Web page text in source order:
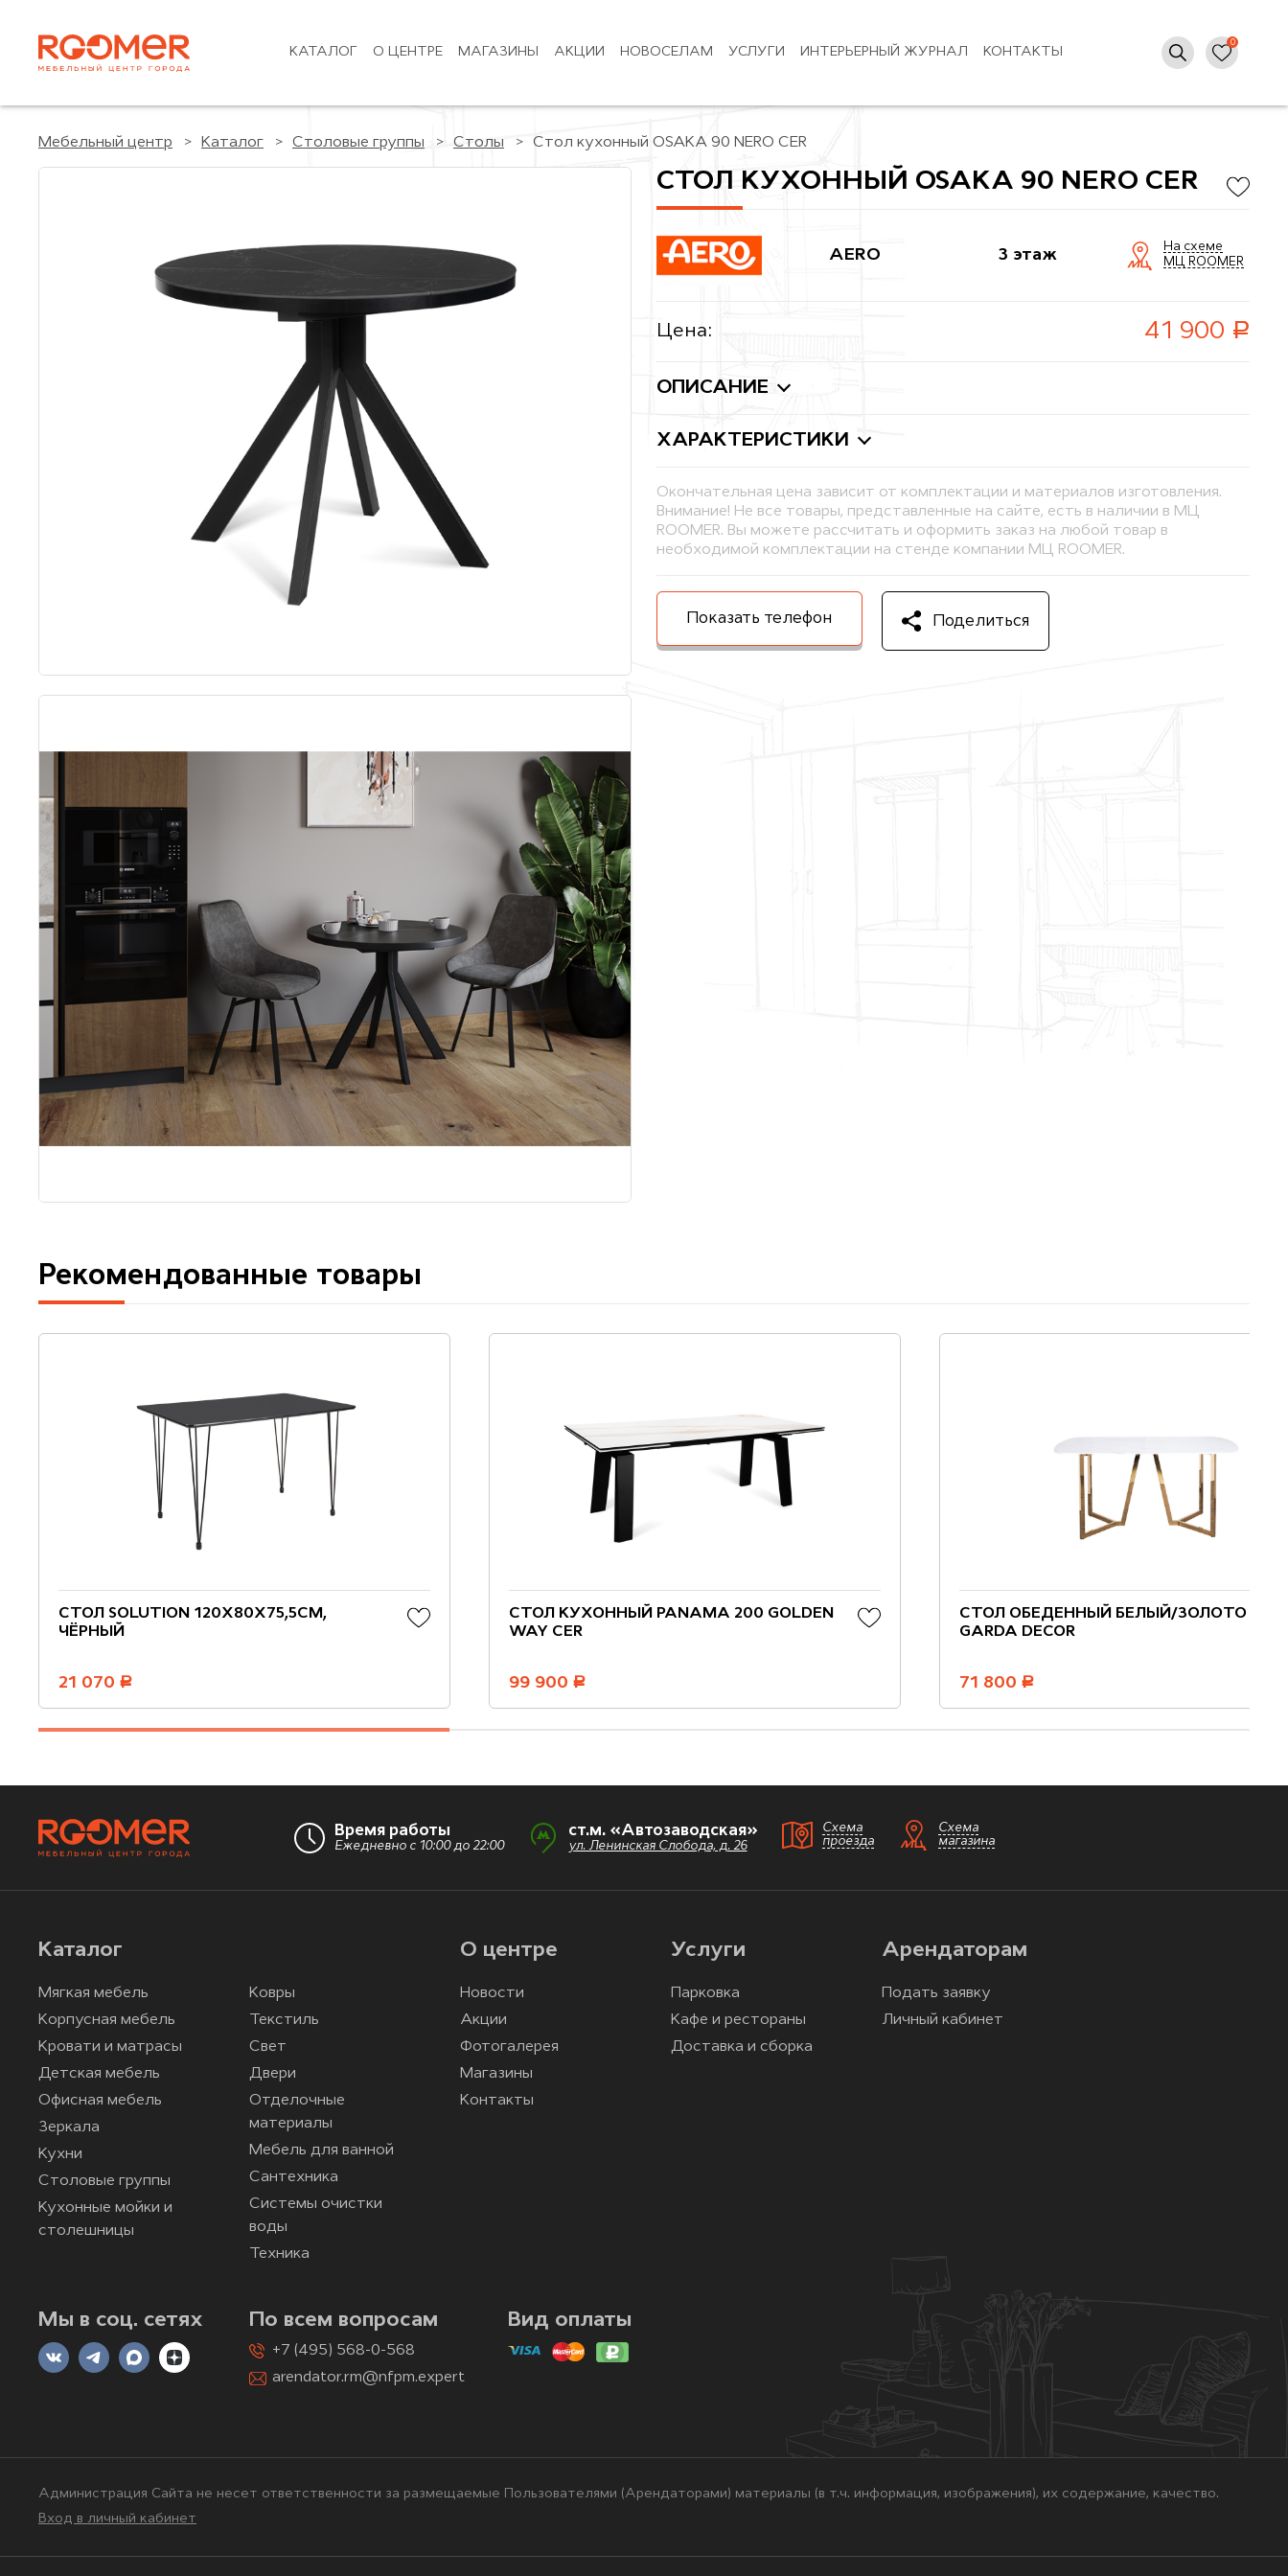
КАТАЛОГ О ЦЕНТРЕ МАГАЗИНЫ АКЦИИ НОВОСЕЛАМ УСЛУГИ ИНТЕРЬЕРНЫЙ ЖУРНАЛ КОНТАКТЫ
Мебельный центр Каталог Столовые группы Столы Стол кухонный OSAKA 90 NERO CER
СТОЛ КУХОННЫЙ OSAKA 90 NERO CER
AERO 3 этаж
На схеме
МЦ ROOMER
Цена: 41 900 руб.
ОПИСАНИЕ
ХАРАКТЕРИСТИКИ
Окончательная цена зависит от комплектации и материалов изготовления.
Внимание! Не все товары, представленные на сайте, есть в наличии в МЦ
ROOMER. Вы можете рассчитать и оформить заказ на любой товар в
необходимой комплектации на стенде компании МЦ ROOMER.
Показать телефон Поделиться
Рекомендованные товары
СТОЛ SOLUTION 120X80Х75,5СМ,
ЧЁРНЫЙ
21 070 руб.
СТОЛ КУХОННЫЙ PANAMA 200 GOLDEN
WAY CER
99 900 руб.
СТОЛ ОБЕДЕННЫЙ БЕЛЫЙ/ЗОЛОТО
GARDA DECOR
71 800 руб.
Время работы
Ежедневно с 10:00 до 22:00
ст.м. «Автозаводская»
ул. Ленинская Слобода, д. 26
Схема
проезда
Схема
магазина
Каталог
Мягкая мебель
Корпусная мебель
Кровати и матрасы
Детская мебель
Офисная мебель
Зеркала
Кухни
Столовые группы
Кухонные мойки и
столешницы
Ковры
Текстиль
Свет
Двери
Отделочные
материалы
Мебель для ванной
Сантехника
Системы очистки
воды
Техника
О центре
Новости
Акции
Фотогалерея
Магазины
Контакты
Услуги
Парковка
Кафе и рестораны
Доставка и сборка
Арендаторам
Подать заявку
Личный кабинет
Мы в соц. сетях По всем вопросам
+7 (495) 568-0-568
arendator.rm@nfpm.expert
Вид оплаты
Администрация Сайта не несет ответственности за размещаемые Пользователями (Арендаторами) материалы (в т.ч. информация, изображения), их содержание, качество.
Вход в личный кабинет